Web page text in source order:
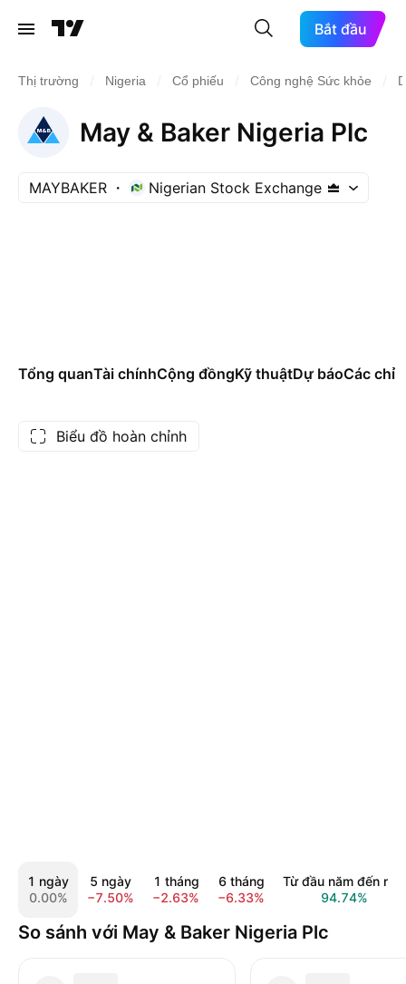
Bắt đầu
Thị trường Nigeria Cổ phiếu Công nghệ Sức khỏe
May & Baker Nigeria Plc
MAYBAKER Nigerian Stock Exchange
Tổng quanTài chínhCộng đồngKỹ thuậtDự báoCác chỉ
Biểu đồ hoàn chỉnh
1 ngày
0.00%
5 ngày
−7.50%
1 tháng
−2.63%
6 tháng
−6.33%
Từ đầu năm đến nay
94.74%
So sánh với May & Baker Nigeria Plc